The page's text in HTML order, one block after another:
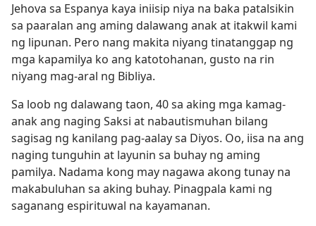
Jehova sa Espanya kaya iniisip niya na baka patalsikin
sa paaralan ang aming dalawang anak at itakwil kami
ng lipunan. Pero nang makita niyang tinatanggap ng
mga kapamilya ko ang katotohanan, gusto na rin
niyang mag-aral ng Bibliya.
Sa loob ng dalawang taon, 40 sa aking mga kamag-
anak ang naging Saksi at nabautismuhan bilang
sagisag ng kanilang pag-aalay sa Diyos. Oo, iisa na ang
naging tunguhin at layunin sa buhay ng aming
pamilya. Nadama kong may nagawa akong tunay na
makabuluhan sa aking buhay. Pinagpala kami ng
saganang espirituwal na kayamanan.